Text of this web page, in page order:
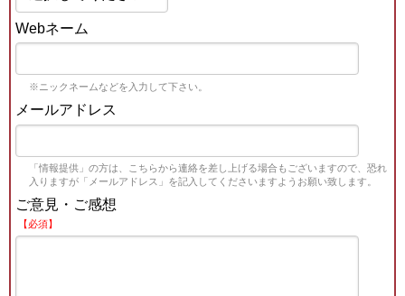
Webネーム
※ニックネームなどを入力して下さい。
メールアドレス
「情報提供」の方は、こちらから連絡を差し上げる場合もございますので、恐れ
入りますが「メールアドレス」を記入してくださいますようお願い致します。
ご意見・ご感想
【必須】